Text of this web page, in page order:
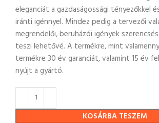
eleganciát a gazdaságossági tényezőkkel
iránti igénnyel. Mindez pedig a tervezői
megrendelői, beruházói igények
teszi lehetővé. A termékre, mint
termékre 30 év garanciát, valamint 15 év
nyújt a gyártó.
KOSÁRBA TESZEM